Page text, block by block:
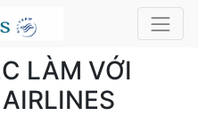
LÀM VỚI